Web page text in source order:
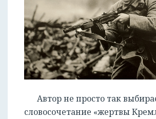
Автор не просто так
словосочетание «жертвы